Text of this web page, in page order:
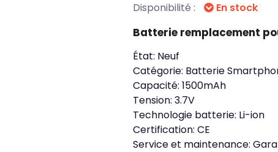
Disponibilité : En stock
Batterie remplacement
État: Neuf
Catégorie: Batterie
Capacité: 1500mAh
Tension: 3.7V
Technologie batterie: Li-ion
Certification: CE
Service et maintenance: